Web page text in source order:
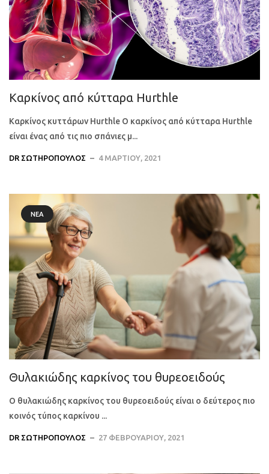
Καρκίνος από κύτταρα Hurthle
Καρκίνος κυττάρων Hurthle Ο καρκίνος από κύτταρα Hurthle
είναι ένας από τις πιο σπάνιες μ...
DR ΣΩΤΗΡΌΠΟΥΛΟΣ 4 ΜΑΡΤΊΟΥ, 2021
ΝΈΑ
Θυλακιώδης καρκίνος του θυρεοειδούς
Ο θυλακιώδης καρκίνος του θυρεοειδούς είναι ο δεύτερος πιο
κοινός τύπος καρκίνου ...
DR ΣΩΤΗΡΌΠΟΥΛΟΣ 27 ΦΕΒΡΟΥΑΡΊΟΥ, 2021